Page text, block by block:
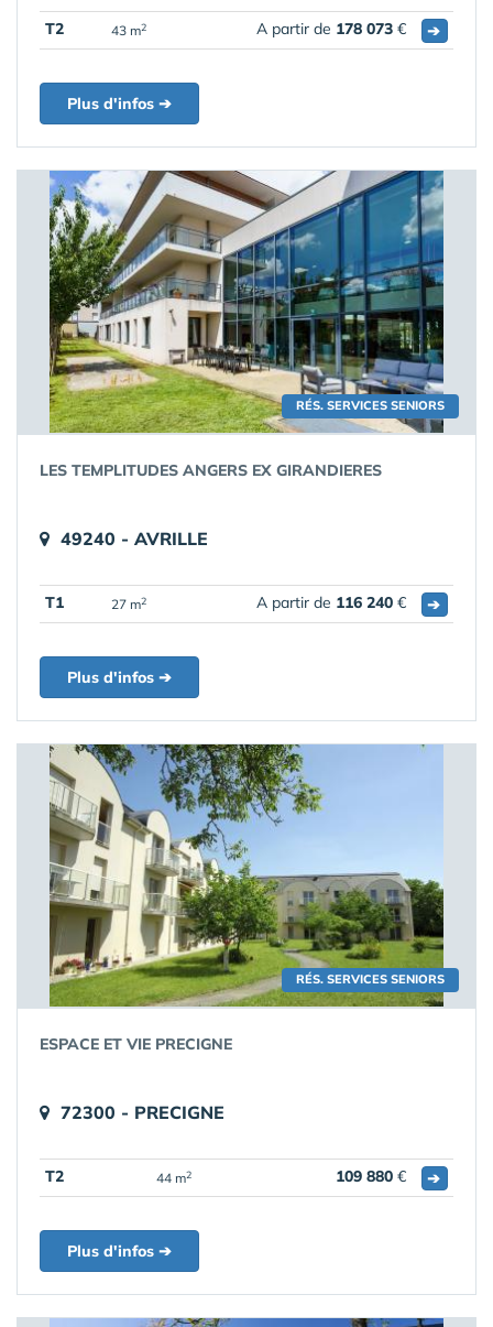
T2 43 m2 A partir de 178 073 € ➔
Plus d'infos ➔
RÉS. SERVICES SENIORS
LES TEMPLITUDES ANGERS EX GIRANDIERES
49240 - AVRILLE
T1 27 m2 A partir de 116 240 € ➔
Plus d'infos ➔
RÉS. SERVICES SENIORS
ESPACE ET VIE PRECIGNE
72300 - PRECIGNE
T2 44 m2 109 880 € ➔
Plus d'infos ➔